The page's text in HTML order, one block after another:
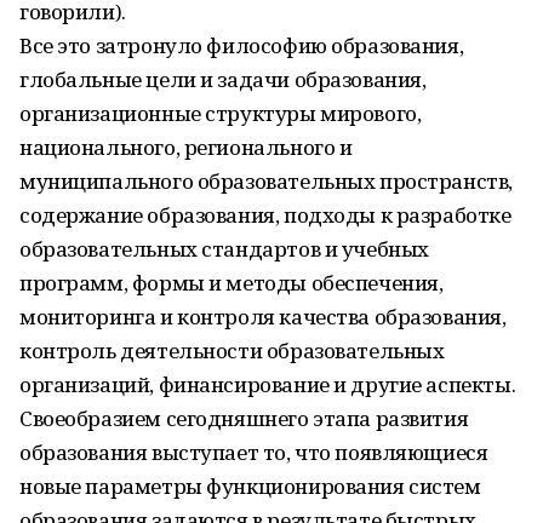
говорили).
Все это затронуло философию образования,
глобальные цели и задачи образования,
организационные структуры мирового,
национального, регионального и
муниципального образовательных пространств,
содержание образования, подходы к разработке
образовательных стандартов и учебных
программ, формы и методы обеспечения,
мониторинга и контроля качества образования,
контроль деятельности образовательных
организаций, финансирование и другие аспекты.
Своеобразием сегодняшнего этапа развития
образования выступает то, что появляющиеся
новые параметры функционирования систем